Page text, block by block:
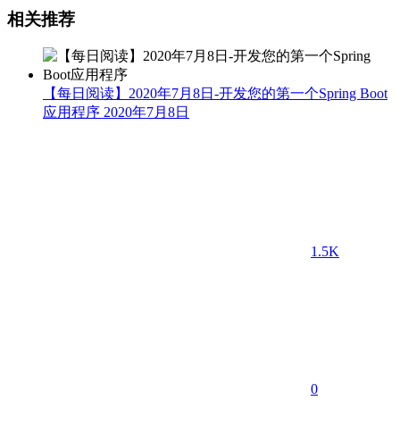
相关推荐
【每日阅读】2020年7月8日-开发您的第一个Spring Boot
应用程序 2020年7月8日
1.5K
0